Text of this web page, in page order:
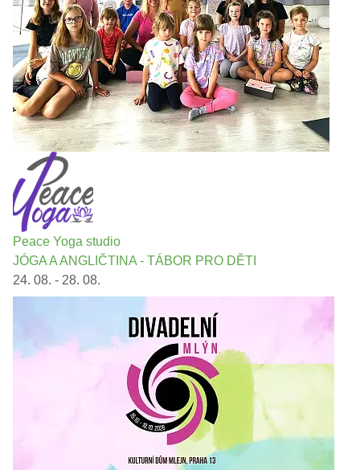
Peace Yoga studio
JÓGA A ANGLIČTINA - TÁBOR PRO DĚTI
24. 08. - 28. 08.